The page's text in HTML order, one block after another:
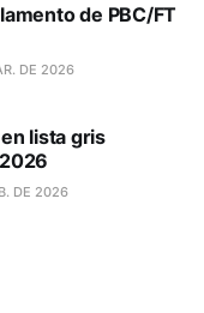
de PBC/FT
DE 2026
lista gris
DE 2026